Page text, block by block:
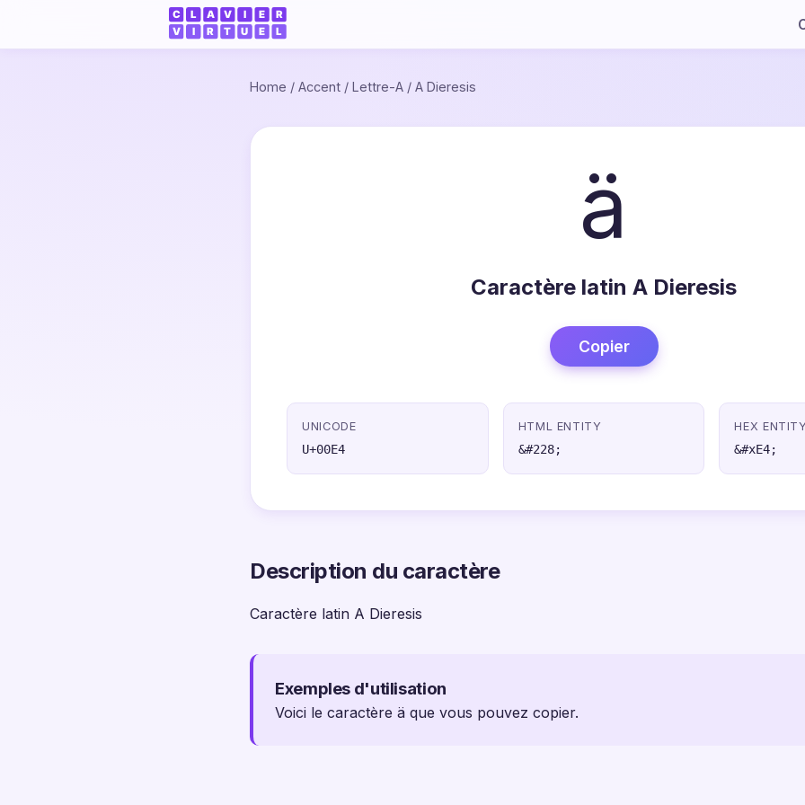
Home / Accent / Lettre-A / A Dieresis
ä
Caractère latin A Dieresis
Copier
UNICODE
U+00E4
HTML ENTITY
&#228;
HEX
&#xE4;
Description du caractère
Caractère latin A Dieresis
Exemples d'utilisation
Voici le caractère ä que vous pouvez copier.